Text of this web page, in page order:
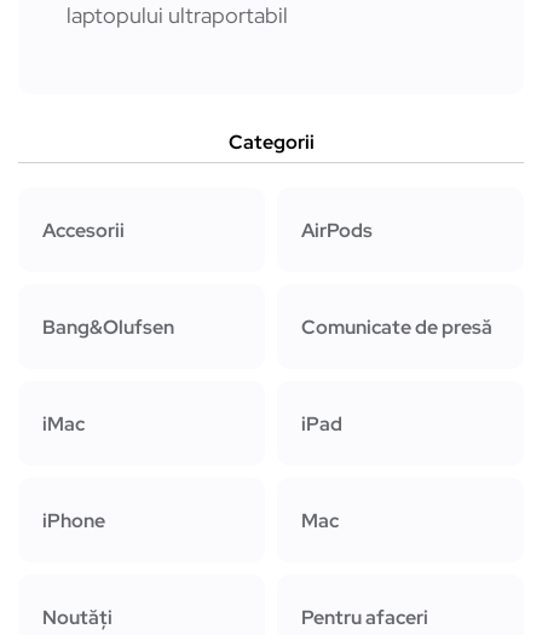
laptopului ultraportabil
Categorii
Accesorii AirPods
Bang&Olufsen Comunicate de presă
iMac iPad
iPhone Mac
Noutăți Pentru afaceri